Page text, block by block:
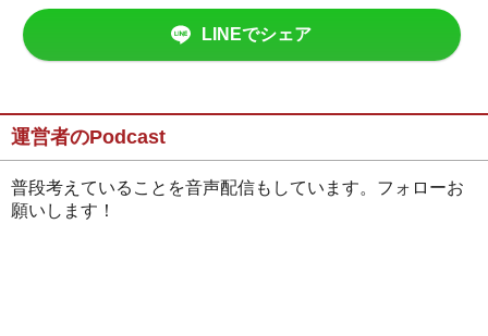
LINEでシェア
運営者のPodcast
普段考えていることを音声配信もしています。フォローお
願いします！